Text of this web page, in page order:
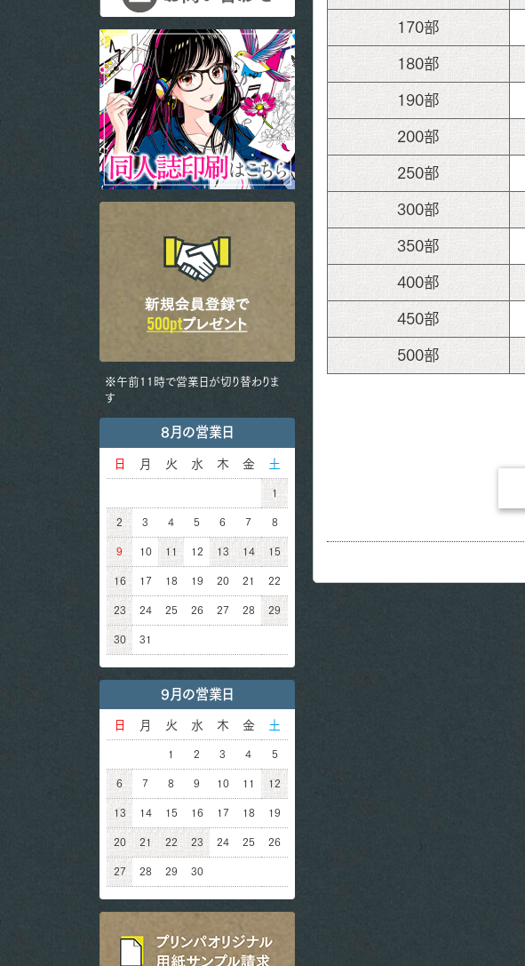
※午前11時で営業日が切り替わりま
す
8月の営業日
日 月 火 水 木 金 土
1
2 3 4 5 6 7 8
9 10 11 12 13 14 15
16 17 18 19 20 21 22
23 24 25 26 27 28 29
30 31
9月の営業日
日 月 火 水 木 金 土
1 2 3 4 5
6 7 8 9 10 11 12
13 14 15 16 17 18 19
20 21 22 23 24 25 26
27 28 29 30
170部
180部
190部
200部
250部
300部
350部
400部
450部
500部